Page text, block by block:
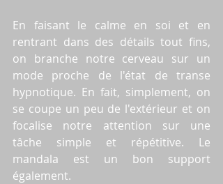
En faisant le calme en soi et en
rentrant dans des détails tout fins,
on branche notre cerveau sur un
mode proche de l'état de transe
hypnotique. En fait, simplement, on
se coupe un peu de l'extérieur et on
focalise notre attention sur une
tâche simple et répétitive. Le
mandala est un bon support
également.